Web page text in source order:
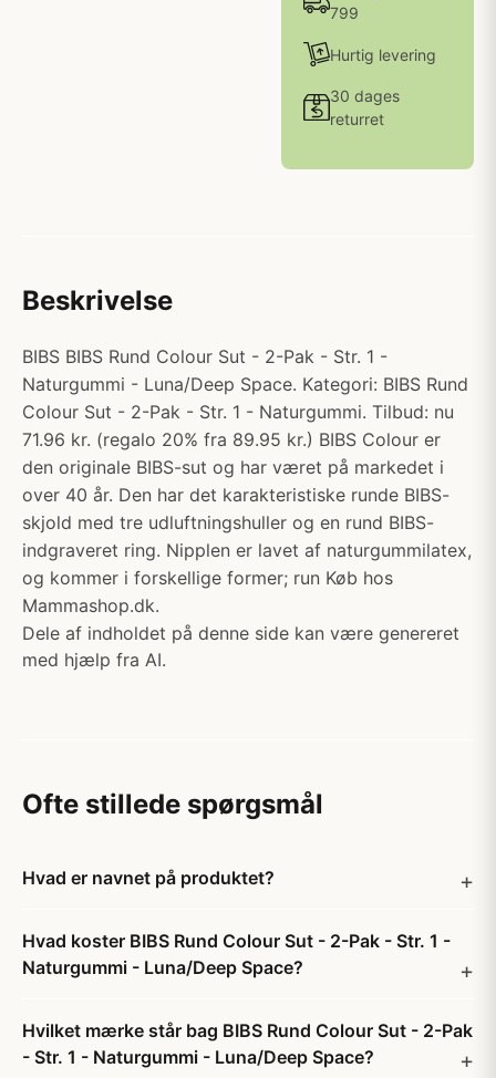
799
Hurtig levering
30 dages
returret
Beskrivelse
BIBS BIBS Rund Colour Sut - 2-Pak - Str. 1 -
Naturgummi - Luna/Deep Space. Kategori: BIBS Rund
Colour Sut - 2-Pak - Str. 1 - Naturgummi. Tilbud: nu
71.96 kr. (regalo 20% fra 89.95 kr.) BIBS Colour er
den originale BIBS-sut og har været på markedet i
over 40 år. Den har det karakteristiske runde BIBS-
skjold med tre udluftningshuller og en rund BIBS-
indgraveret ring. Nipplen er lavet af naturgummilatex,
og kommer i forskellige former; run Køb hos
Mammashop.dk.
Dele af indholdet på denne side kan være genereret
med hjælp fra AI.
Ofte stillede spørgsmål
Hvad er navnet på produktet?
Hvad koster BIBS Rund Colour Sut - 2-Pak - Str. 1 -
Naturgummi - Luna/Deep Space?
Hvilket mærke står bag BIBS Rund Colour Sut - 2-Pak
- Str. 1 - Naturgummi - Luna/Deep Space?